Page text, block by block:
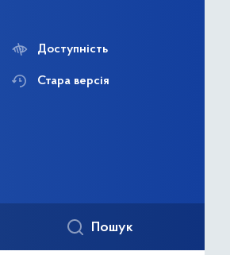
Доступність
Стара версія
Пошук